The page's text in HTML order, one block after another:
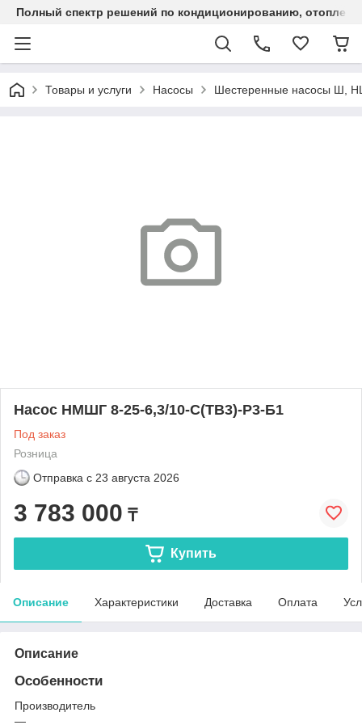
Полный спектр решений по кондиционированию,
Товары и услуги Насосы Шестеренные насосы
Насос НМШГ 8-25-6,3/10-С(ТВ3)-Р3-Б1
Под заказ
Розница
Отправка с 23 августа 2026
3 783 000 ₸
Купить
Описание Характеристики Доставка Оплата
Описание
Особенности
Производитель
—